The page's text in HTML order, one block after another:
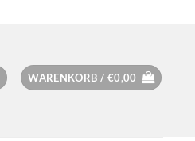
WARENKORB / €0,00